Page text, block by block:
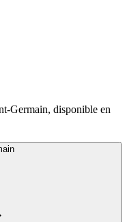
Germain, disponible en